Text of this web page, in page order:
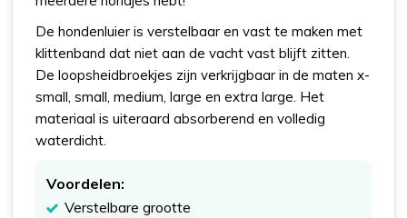
De hondenluier is verstelbaar en vast te maken met
klittenband dat niet aan de vacht vast blijft zitten.
De loopsheidbroekjes zijn verkrijgbaar in de maten x-
small, small, medium, large en extra large. Het
materiaal is uiteraard absorberend en volledig
waterdicht.
Voordelen:
Verstelbare grootte